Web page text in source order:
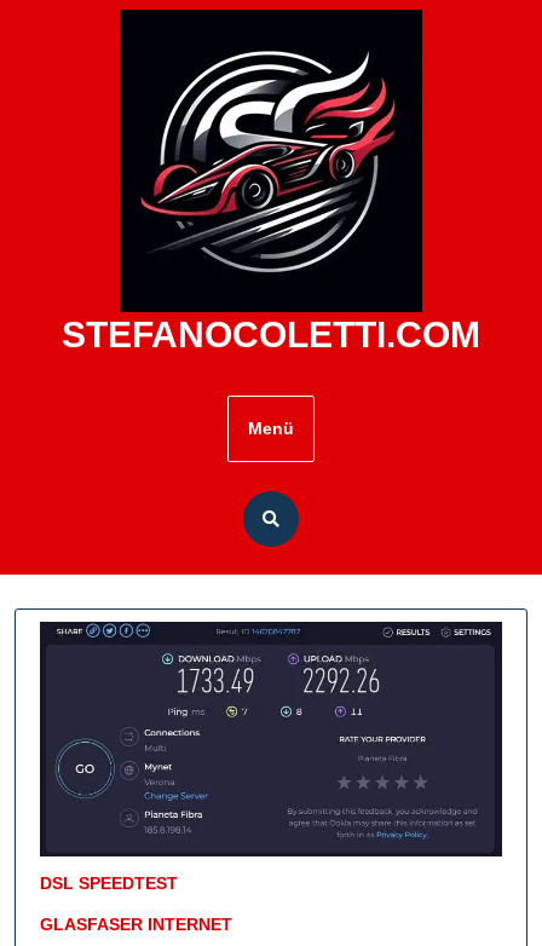
STEFANOCOLETTI.COM
Menü
DSL SPEEDTEST
GLASFASER INTERNET